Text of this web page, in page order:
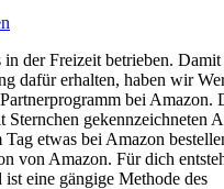
der Freizeit betrieben.
dafür erhalten, haben wir
bei Amazon.
Sternchen gekennzeichneten
etwas bei Amazon
von Amazon. Für dich
eine gängige Methode des